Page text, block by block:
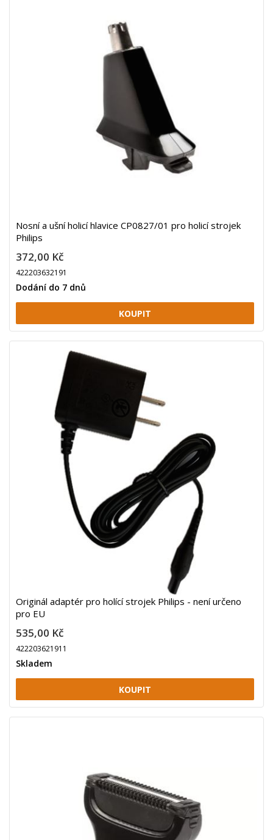
Nosní a ušní holicí hlavice CP0827/01 pro holicí strojek
Philips
372,00 Kč
422203632191
Dodání do 7 dnů
Originál adaptér pro holící strojek Philips - není určeno
pro EU
535,00 Kč
422203621911
Skladem